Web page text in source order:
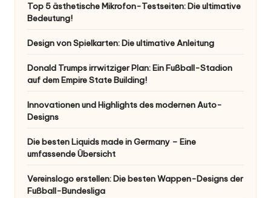
Top 5 ästhetische Mikrofon-Testseiten: Die ultimative
Bedeutung!
Design von Spielkarten: Die ultimative Anleitung
Donald Trumps irrwitziger Plan: Ein Fußball-Stadion
auf dem Empire State Building!
Innovationen und Highlights des modernen Auto-
Designs
Die besten Liquids made in Germany – Eine
umfassende Übersicht
Vereinslogo erstellen: Die besten Wappen-Designs der
Fußball-Bundesliga